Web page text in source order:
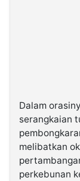
Dalam
serangkaian
melibatkan
perkebunan